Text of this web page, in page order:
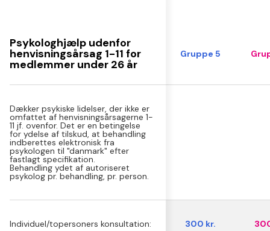
Psykologhjælp udenfor
henvisningsårsag 1-11 for
medlemmer under 26 år
Gruppe 5
Dækker psykiske lidelser, der ikke er
omfattet af henvisningsårsagerne 1-
11 jf. ovenfor. Det er en betingelse
for ydelse af tilskud, at behandling
indberettes elektronisk fra
psykologen til "danmark" efter
fastlagt specifikation.
Behandling ydet af autoriseret
psykolog pr. behandling, pr. person.
Individuel/topersoners konsultation: 300 kr.